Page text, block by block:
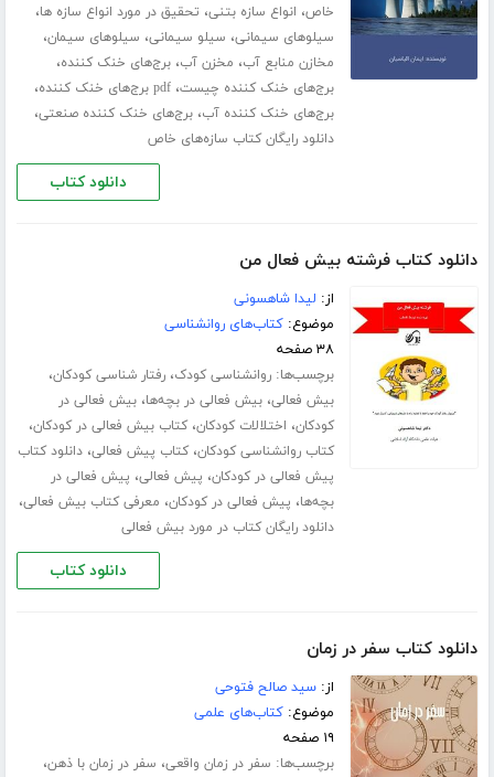
خاص، انواع سازه بتنی، تحقیق در مورد انواع سازه ها،
سیلوهای سیمانی، سیلو سیمانی، سیلوهای سیمان،
مخازن منابع آب، مخزن آب،برج‌های خنک کننده،
برج‌های خنک کننده چیست،pdf برج‌های خنک کننده ،
برج‌های خنک کننده آب،برج‌های خنک کننده صنعتی،
دانلود رایگان کتاب سازه‌های خاص
دانلود کتاب
دانلود کتاب فرشته بیش فعال من
از: لیدا شاهسونی
موضوع:کتاب‌های روانشناسی
۳۸ صفحه
برچسب‌ها:روانشناسی کودک،رفتار شناسی کودکان،
بیش فعالی،بیش فعالی در بچه‌ها،بیش فعالی در
کودکان، اختلالات کودکان،کتاب بیش فعالی در کودکان،
کتاب روانشناسی کودکان،کتاب پیش فعالی،دانلود کتاب
پیش فعالی در کودکان، پیش فعالی، پیش فعالی در
بچه‌ها، پیش فعالی در کودکان، معرفی کتاب بیش فعالی،
دانلود رایگان کتاب در مورد بیش فعالی
دانلود کتاب
دانلود کتاب سفر در زمان
از:سید صالح فتوحی
موضوع:کتاب‌های علمی
۱۹ صفحه
برچسب‌ها: سفر در زمان واقعی، سفر در زمان با ذهن،